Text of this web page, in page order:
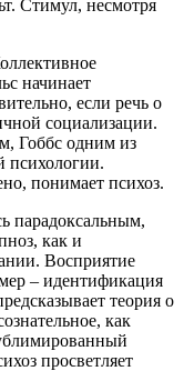
Стимул, несмотря
начинает
если речь о
социализации.
Гоббс одним из
психологии.
понимает психоз.
парадоксальным,
как и
Восприятие
– идентификация
теория о
как
просветляет